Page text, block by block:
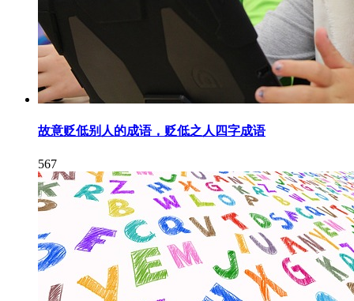
故意贬低别人的成语，贬低之人四字成语
567